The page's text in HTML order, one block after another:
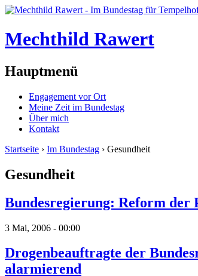
Mechthild Rawert
Hauptmenü
Engagement vor Ort
Meine Zeit im Bundestag
Über mich
Kontakt
Startseite › Im Bundestag › Gesundheit
Gesundheit
Bundesregierung: Reform der
3 Mai, 2006 - 00:00
Drogenbeauftragte der
alarmierend